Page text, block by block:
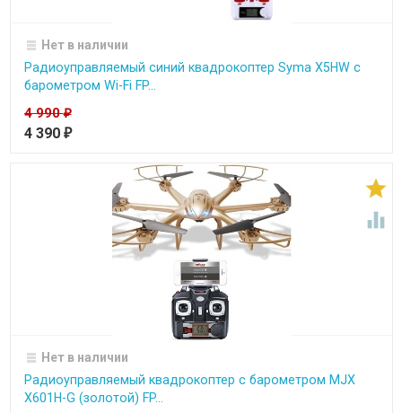
Нет в наличии
Радиоуправляемый синий квадрокоптер Syma X5HW с
барометром Wi-Fi FP...
4 990₽
4 390 ₽


Нет в наличии
Радиоуправляемый квадрокоптер с барометром MJX
X601H-G (золотой) FP...